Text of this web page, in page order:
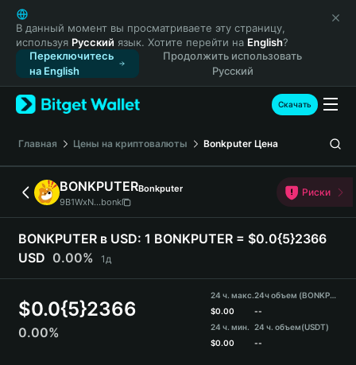
English
日本語
Tiếng Việt
Русский
Español (Latinoamérica)
Türkçe
Français
Deutsch
简体中文
繁體中文
Português (Portugal)
Bahasa Indonesia
ภาษาไทย
हिन्दी
Español
Português (Brasil)
В данный момент вы просматриваете эту страницу,
используя Русский язык. Хотите перейти на English?
Переключитесь
на English
Продолжить использовать
Русский
Скачать
Главная Цены на криптовалюты Bonkputer Цена
BONKPUTERBonkputer
9B1WxN...bonk
Риски
BONKPUTER в USD: 1 BONKPUTER = $0.0{5}2366
USD 0.00% 1д
$0.0{5}2366
0.00%
24 ч. макс.
$0.00
24 ч. мин.
$0.00
24ч объем (BONKPUTER)
--
24 ч. объем(USDT)
--